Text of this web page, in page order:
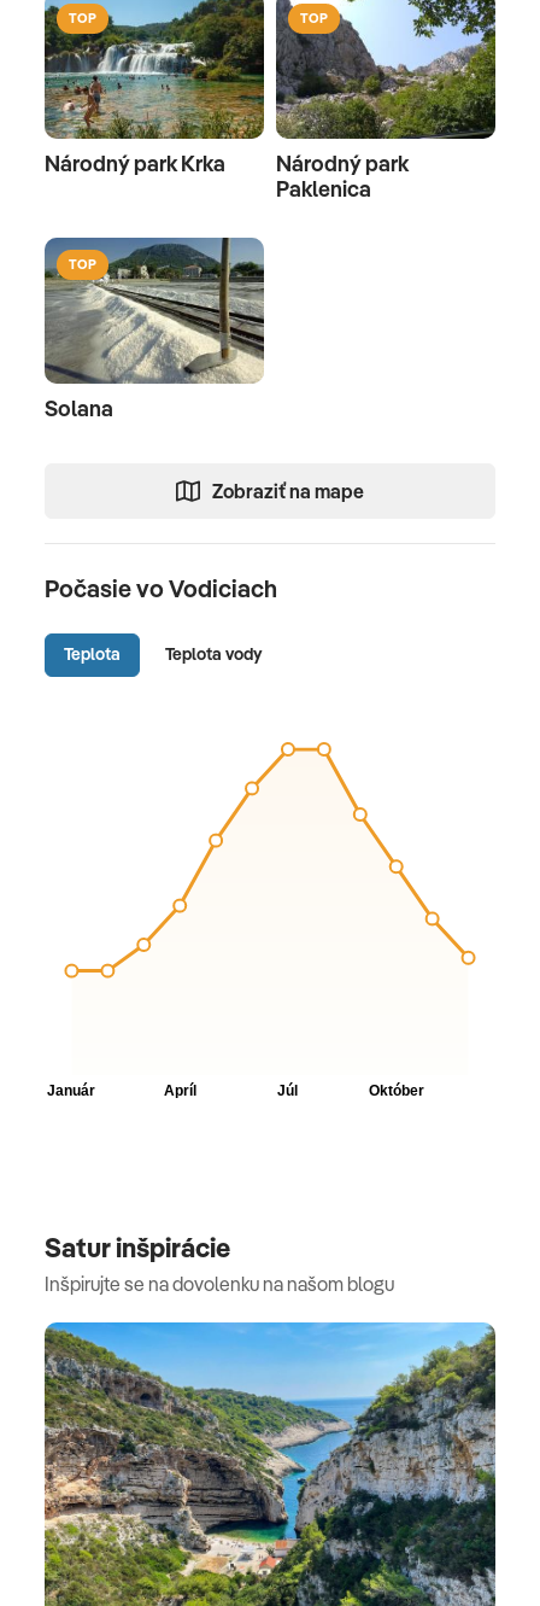
TOP
Národný park Krka
TOP
Národný park
Paklenica
TOP
Solana
Zobraziť na mape
Počasie vo Vodiciach
Teplota Teplota vody
Satur inšpirácie
Inšpirujte se na dovolenku na našom blogu